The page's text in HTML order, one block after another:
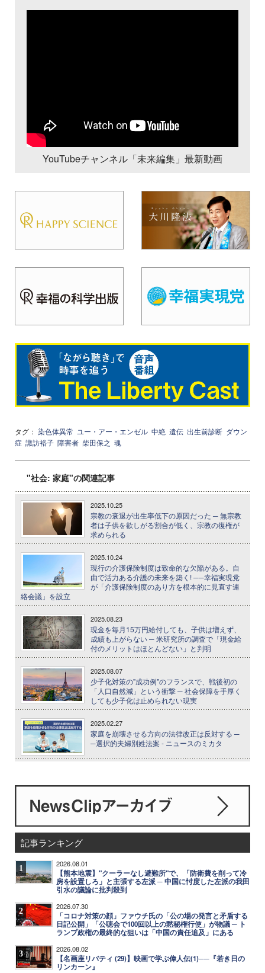
YouTubeチャンネル「未来編集」最新動画
タグ： 染色体異常 ユー・アー・エンゼル 中絶 遺伝 出生前診断 ダウン
症 諏訪裕子 障害者 柴田保之 魂
"社会: 家庭"の関連記事
2025.10.25
宗教の衰退が出生率低下の原因だった ─ 無宗教
者は子供を欲しがる割合が低く、宗教の復権が
求められる
2025.10.24
現行の介護保険制度は致命的な欠陥がある。自
由で活力ある介護の未来を築く! ──幸福実現党
が「介護保険制度のあり方を根本的に見直す連
絡会議」を設立
2025.08.23
現金を毎月15万円給付しても、子供は増えず、
成績も上がらない ─ 米研究所の調査で「現金給
付のメリットはほとんどない」と判明
2025.08.07
少子化対策の"成功例"のフランスで、戦後初の
「人口自然減」という衝撃 ─ 社会保障を手厚く
しても少子化は止められない現実
2025.02.27
家庭を崩壊させる方向の法律改正は反対する ─
─選択的夫婦別姓法案 - ニュースのミカタ
記事ランキング
1 2026.08.01
【熊本地震】"クーラーなし避難所"で、「防衛費を削って冷
房を設置しろ」と主張する左派 ─ 中国に忖度した左派の我田
引水の議論に批判殺到
2 2026.07.30
「コロナ対策の顔」ファウチ氏の「公の場の発言と矛盾する
日記公開」「公聴会で100回以上の黙秘権行使」が物議 ─ ト
ランプ政権の最終的な狙いは「中国の責任追及」にある
3 2026.08.02
【名画座リバティ (29)】映画で学ぶ偉人伝(1)──『若き日の
リンカーン』